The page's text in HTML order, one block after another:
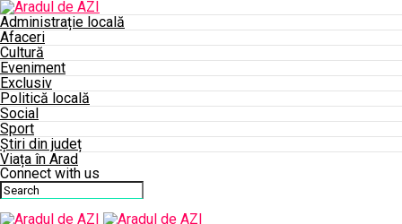
Administrație locală
Afaceri
Cultură
Eveniment
Exclusiv
Politică locală
Social
Sport
Știri din județ
Viața în Arad
Connect with us